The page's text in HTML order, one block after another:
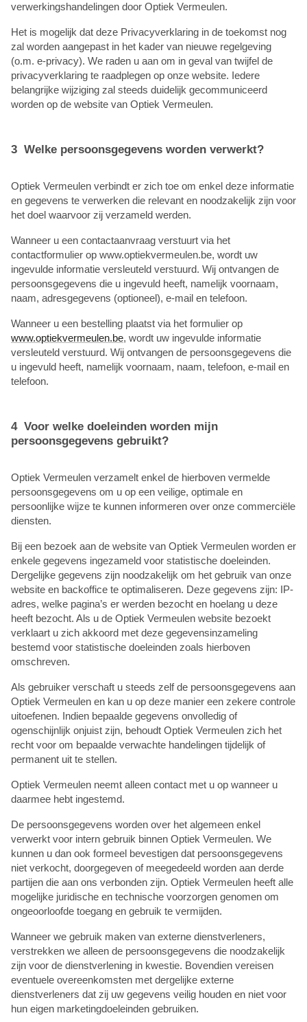
verwerkingshandelingen door Optiek Vermeulen.
Het is mogelijk dat deze Privacyverklaring in de toekomst nog
zal worden aangepast in het kader van nieuwe regelgeving
(o.m. e-privacy). We raden u aan om in geval van twijfel de
privacyverklaring te raadplegen op onze website. Iedere
belangrijke wijziging zal steeds duidelijk gecommuniceerd
worden op de website van Optiek Vermeulen.
3 Welke persoonsgegevens worden verwerkt?
Optiek Vermeulen verbindt er zich toe om enkel deze informatie
en gegevens te verwerken die relevant en noodzakelijk zijn voor
het doel waarvoor zij verzameld werden.
Wanneer u een contactaanvraag verstuurt via het
contactformulier op www.optiekvermeulen.be, wordt uw
ingevulde informatie versleuteld verstuurd. Wij ontvangen de
persoonsgegevens die u ingevuld heeft, namelijk voornaam,
naam, adresgegevens (optioneel), e-mail en telefoon.
Wanneer u een bestelling plaatst via het formulier op
www.optiekvermeulen.be, wordt uw ingevulde informatie
versleuteld verstuurd. Wij ontvangen de persoonsgegevens die
u ingevuld heeft, namelijk voornaam, naam, telefoon, e-mail en
telefoon.
4 Voor welke doeleinden worden mijn
persoonsgegevens gebruikt?
Optiek Vermeulen verzamelt enkel de hierboven vermelde
persoonsgegevens om u op een veilige, optimale en
persoonlijke wijze te kunnen informeren over onze commerciële
diensten.
Bij een bezoek aan de website van Optiek Vermeulen worden er
enkele gegevens ingezameld voor statistische doeleinden.
Dergelijke gegevens zijn noodzakelijk om het gebruik van onze
website en backoffice te optimaliseren. Deze gegevens zijn: IP-
adres, welke pagina’s er werden bezocht en hoelang u deze
heeft bezocht. Als u de Optiek Vermeulen website bezoekt
verklaart u zich akkoord met deze gegevensinzameling
bestemd voor statistische doeleinden zoals hierboven
omschreven.
Als gebruiker verschaft u steeds zelf de persoonsgegevens aan
Optiek Vermeulen en kan u op deze manier een zekere controle
uitoefenen. Indien bepaalde gegevens onvolledig of
ogenschijnlijk onjuist zijn, behoudt Optiek Vermeulen zich het
recht voor om bepaalde verwachte handelingen tijdelijk of
permanent uit te stellen.
Optiek Vermeulen neemt alleen contact met u op wanneer u
daarmee hebt ingestemd.
De persoonsgegevens worden over het algemeen enkel
verwerkt voor intern gebruik binnen Optiek Vermeulen. We
kunnen u dan ook formeel bevestigen dat persoonsgegevens
niet verkocht, doorgegeven of meegedeeld worden aan derde
partijen die aan ons verbonden zijn. Optiek Vermeulen heeft alle
mogelijke juridische en technische voorzorgen genomen om
ongeoorloofde toegang en gebruik te vermijden.
Wanneer we gebruik maken van externe dienstverleners,
verstrekken we alleen de persoonsgegevens die noodzakelijk
zijn voor de dienstverlening in kwestie. Bovendien vereisen
eventuele overeenkomsten met dergelijke externe
dienstverleners dat zij uw gegevens veilig houden en niet voor
hun eigen marketingdoeleinden gebruiken.